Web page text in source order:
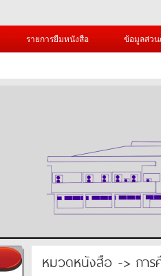
รายการยืมหนังสือ ข้อมูลส่ว
หมวดหนังสือ -> การ